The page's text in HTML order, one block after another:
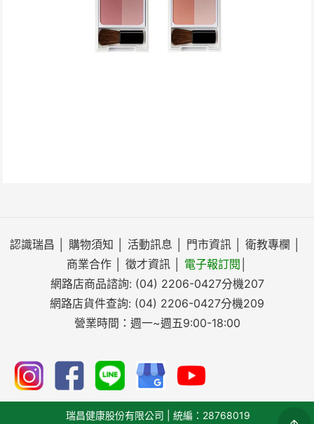
認識瑞昌 購物須知 活動訊息 門市資訊 衛教專欄
商業合作
徵才資訊 電子報訂閱
網路店商品諮詢: (04) 2206-0427分機207
網路店貨件查詢: (04) 2206-0427分機209
營業時間：週一~週五9:00-18:00
瑞昌健康股份有限公司 | 統編：28768019